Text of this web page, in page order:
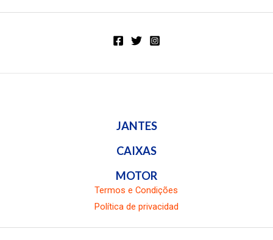
5
JANTES
CAIXAS
MOTOR
Termos e Condições
Política de privacidad